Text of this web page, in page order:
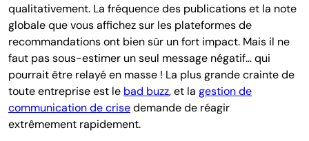
qualitativement. La fréquence des publications et la note
globale que vous affichez sur les plateformes de
recommandations ont bien sûr un fort impact. Mais il ne
faut pas sous-estimer un seul message négatif… qui
pourrait être relayé en masse ! La plus grande crainte de
toute entreprise est le bad buzz, et la gestion de
communication de crisedemande de réagir
extrêmement rapidement.